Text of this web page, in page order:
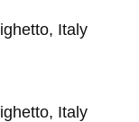
Italy
Italy